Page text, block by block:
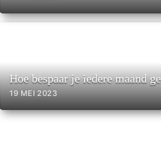
Hoe bespaar je iedere maand
19 MEI 2023